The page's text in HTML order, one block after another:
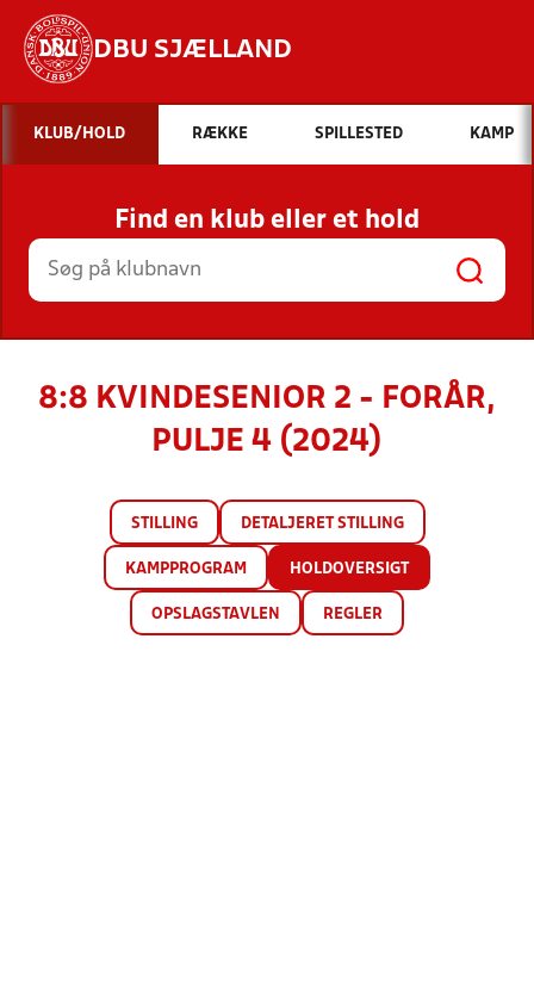
DBU SJÆLLAND
Hvad vil du søge efter?
INDHOLD OG NYHEDER
STILLINGER, RESULTATER, KLUBBER OG
HOLD
KLUB/HOLD RÆKKE SPILLESTED KAMP
Find en klub eller et hold
8:8 KVINDESENIOR 2 - FORÅR,
PULJE 4 (2024)
STILLING DETALJERET STILLING
KAMPPROGRAM HOLDOVERSIGT
OPSLAGSTAVLEN REGLER